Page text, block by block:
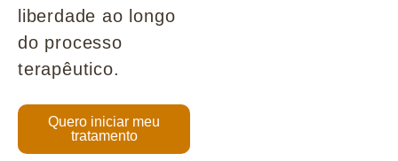
liberdade ao longo
do processo
terapêutico.
Quero iniciar meu
tratamento